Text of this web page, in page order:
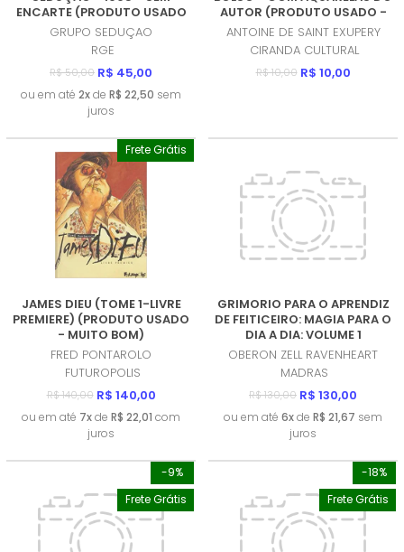
ENCARTE (PRODUTO USADO
- MUITO BOM)
GRUPO SEDUÇAO
RGE
R$ 50,00 R$ 45,00
ou em até 2xde R$ 22,50 sem
juros
AUTOR (PRODUTO USADO -
COMO NOVO)
ANTOINE DE SAINT EXUPERY
CIRANDA CULTURAL
R$ 10,00 R$ 10,00
Frete Grátis
JAMES DIEU (TOME 1-LIVRE
PREMIERE) (PRODUTO USADO
- MUITO BOM)
FRED PONTAROLO
FUTUROPOLIS
R$ 140,00 R$ 140,00
ou em até 7xde R$ 22,01 com
juros
GRIMORIO PARA O APRENDIZ
DE FEITICEIRO: MAGIA PARA O
DIA A DIA: VOLUME 1
(PRODUTO NOVO)
OBERON ZELL RAVENHEART
MADRAS
R$ 130,00 R$ 130,00
ou em até 6xde R$ 21,67 sem
juros
-9%
Frete Grátis
-18%
Frete Grátis